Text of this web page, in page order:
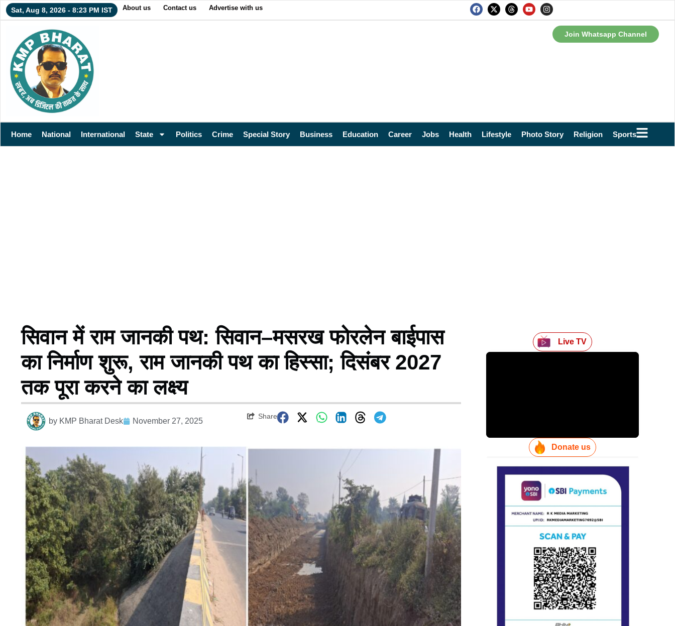
Sat, Aug 8, 2026 - 8:23 PM IST About us Contact us Advertise with us
Join Whatsapp Channel
Home National International State Politics Crime Special Story Business Education Career Jobs Health Lifestyle Photo Story Religion Sports
सिवान में राम जानकी पथ: सिवान–मसरख फोरलेन बाईपास
का निर्माण शुरू, राम जानकी पथ का हिस्सा; दिसंबर 2027
तक पूरा करने का लक्ष्य
by KMP Bharat Desk November 27, 2025
Share
Live TV
Donate us